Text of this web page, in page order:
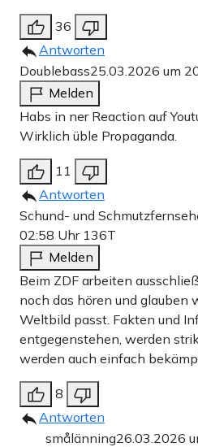
36
Antworten
Doublebass25.03.2026 um
Melden
Habs in ner Reaction auf
Wirklich üble Propaganda.
11
Antworten
Schund- und
02:58 Uhr 136T
Melden
Beim ZDF arbeiten
noch das hören und glauben
Weltbild passt. Fakten und
entgegenstehen, werden
werden auch einfach
8
Antworten
smålänning26.03.2026